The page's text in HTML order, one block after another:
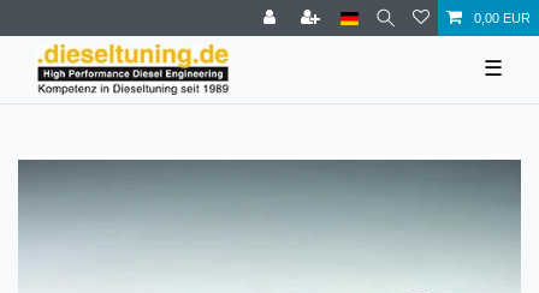
0,00 EUR
☰